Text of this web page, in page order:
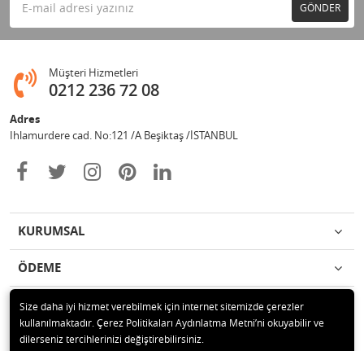
GÖNDER
Müşteri Hizmetleri
0212 236 72 08
Adres
Ihlamurdere cad. No:121 /A Beşiktaş /İSTANBUL
KURUMSAL
ÖDEME
İLETİŞİM
© 2020 Avize Marketim Tüm hakları saklıdır.
Size daha iyi hizmet verebilmek için internet sitemizde çerezler
kullanılmaktadır. Çerez Politikaları Aydınlatma Metni’ni okuyabilir ve
dilerseniz tercihlerinizi değiştirebilirsiniz.